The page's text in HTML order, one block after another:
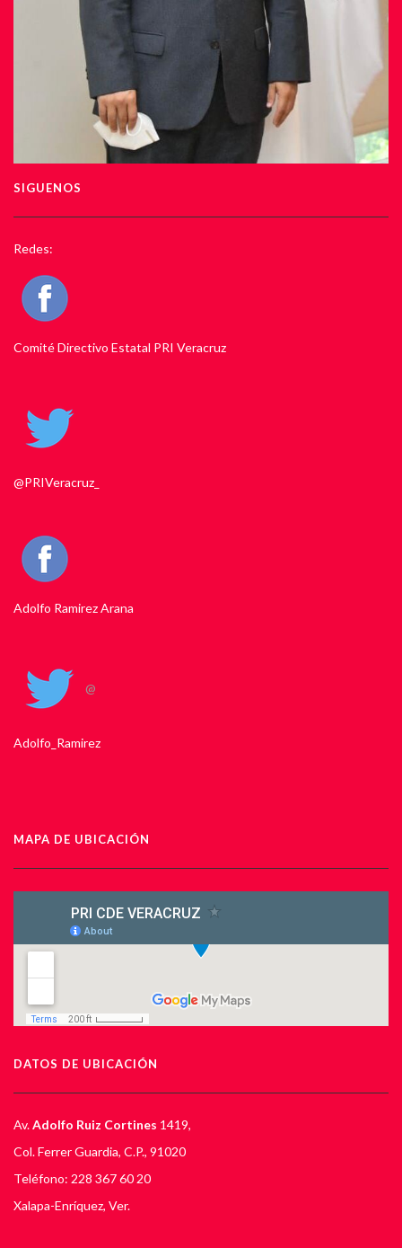
SIGUENOS
Redes:
Comité Directivo Estatal PRI Veracruz
@PRIVeracruz_
Adolfo Ramirez Arana
@
Adolfo_Ramirez
MAPA DE UBICACIÓN
DATOS DE UBICACIÓN
Av.Adolfo Ruiz Cortines 1419,
Col. Ferrer Guardia, C.P., 91020
Teléfono: 228 367 60 20
Xalapa-Enríquez, Ver.